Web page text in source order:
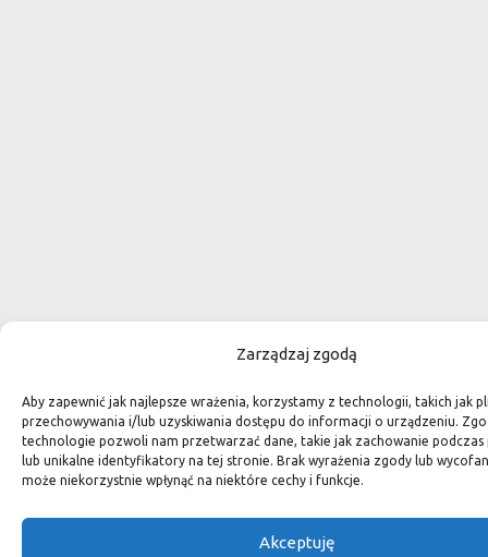
Zarządzaj zgodą
Aby zapewnić jak najlepsze wrażenia, korzystamy z technologii, takich jak
przechowywania i/lub uzyskiwania dostępu do informacji o urządzeniu.
technologie pozwoli nam przetwarzać dane, takie jak zachowanie podczas
lub unikalne identyfikatory na tej stronie. Brak wyrażenia zgody lub
może niekorzystnie wpłynąć na niektóre cechy i funkcje.
Akceptuję